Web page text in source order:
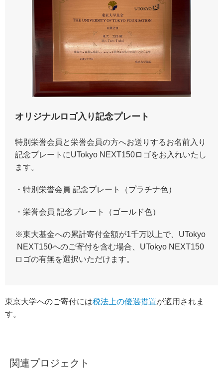
オリジナルロゴ入り記念プレート
特別栄誉会員と栄誉会員の方へお送りするお名前入り
記念プレートにUTokyo NEXT150ロゴをお入れいたし
ます。
・特別栄誉会員 記念プレート（プラチナ色）
・栄誉会員 記念プレート（ゴールド色）
※東大基金への累計寄付金額が1千万以上で、UTokyo
NEXT150へのご寄付を含む場合、UTokyo NEXT150
ロゴの有無を選択いただけます。
東京大学へのご寄付には税法上の優遇措置が適用されま
す。
関連プロジェクト